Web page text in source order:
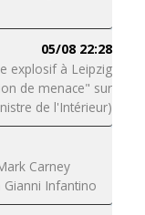
05/08 22:28
explosif à Leipzig
de menace" sur
de l'Intérieur)
Carney
Infantino